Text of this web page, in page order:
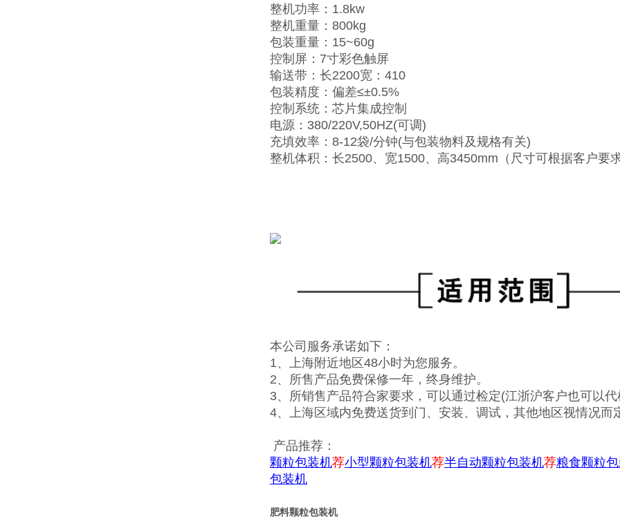
整机功率：1.8kw
整机重量：800kg
包装重量：15~60g
控制屏：7寸彩色触屏
输送带：长2200宽：410
包装精度：偏差≤±0.5%
控制系统：芯片集成控制
电源：380/220V,50HZ(可调)
充填效率：8-12袋/分钟(与包装物料及规格有关)
整机体积：长2500、宽1500、高3450mm（尺寸可根据客户要
本公司服务承诺如下：
1、上海附近地区48小时为您服务。
2、所售产品免费保修一年，终身维护。
3、所销售产品符合家要求，可以通过检定(江浙沪客户也可以代
4、上海区域内免费送货到门、安装、调试，其他地区视情况而
产品推荐：
颗粒包装机荐小型颗粒包装机荐半自动颗粒包装机荐粮食颗粒
包装机
肥料颗粒包装机